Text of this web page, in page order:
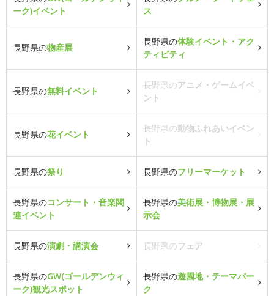
ーク)イベント
ス
長野県の物産展
長野県の体験イベント・アク
ティビティ
長野県の無料イベント
長野県のアニメ・ゲームイベ
ント
長野県の花イベント
長野県の動物ふれあいイベン
ト
長野県の祭り 長野県のフリーマーケット
長野県のコンサート・音楽関
連イベント
長野県の美術展・博物展・展
示会
長野県の演劇・講演会 長野県のフェア
長野県のGW(ゴールデンウィ
ーク)観光スポット
長野県の遊園地・テーマパー
ク